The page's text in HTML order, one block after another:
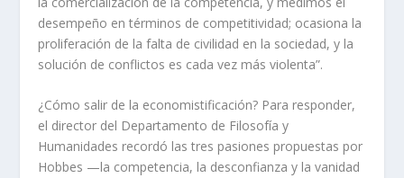
desempeño en términos de competitividad; ocasiona la
proliferación de la falta de civilidad en la sociedad, y la
solución de conflictos es cada vez más violenta”.
¿Cómo salir de la economistificación? Para responder,
el director del Departamento de Filosofía y
Humanidades recordó las tres pasiones propuestas por
Hobbes —la competencia, la desconfianza y la vanidad